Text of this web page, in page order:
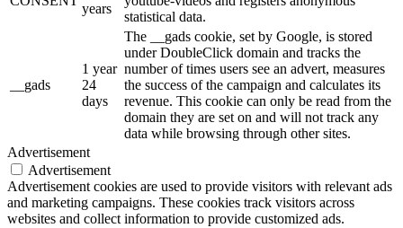
years
statistical data.
__gads
1 year
24
days
The __gads cookie, set by Google, is stored
under DoubleClick domain and tracks the
number of times users see an advert, measures
the success of the campaign and calculates its
revenue. This cookie can only be read from the
domain they are set on and will not track any
data while browsing through other sites.
Advertisement
Advertisement
Advertisement cookies are used to provide visitors with relevant ads
and marketing campaigns. These cookies track visitors across
websites and collect information to provide customized ads.